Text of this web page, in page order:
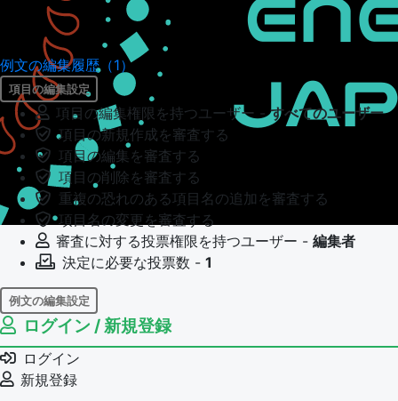
例文の編集履歴（1）
項目の編集設定
項目の編集権限を持つユーザー -すべてのユーザー
項目の新規作成を審査する
項目の編集を審査する
項目の削除を審査する
重複の恐れのある項目名の追加を審査する
項目名の変更を審査する
審査に対する投票権限を持つユーザー - 編集者
決定に必要な投票数 - 1
例文の編集設定
例文の編集権限を持つユーザー -
例文の編集を審査する
例文の削除を審査する
審査に対する投票権限を持つユーザー -
ログイン / 新規登録
ログイン
新規登録